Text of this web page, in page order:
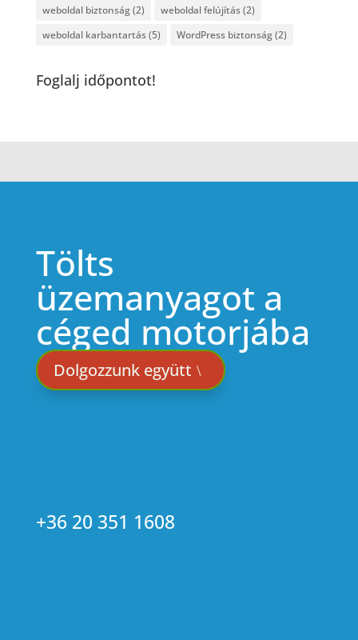
weboldal biztonság(2) weboldal felújítás(2)
weboldal karbantartás(5) WordPress biztonság(2)
Foglalj időpontot!
Tölts
üzemanyagot a
céged motorjába
Dolgozzunk együtt
+36 20 351 1608